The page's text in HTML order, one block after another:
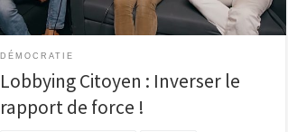
DÉMOCRATIE
Lobbying Citoyen : Inverser le
rapport de force !